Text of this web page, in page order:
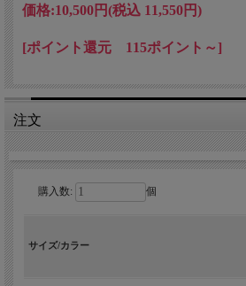
ウールのような艶感に、
価格:10,500円(税込 11,550円)
[ポイント還元 115ポイント～]
注文
購入数: 個
サイズ/カラー